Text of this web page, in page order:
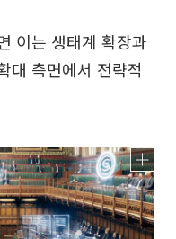
이는 생태계 확장과
대 측면에서 전략적